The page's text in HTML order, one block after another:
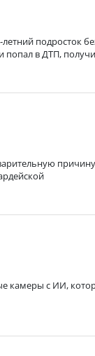
подросток
попал в ДТП,
камеры с ИИ,